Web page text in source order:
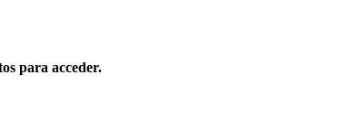
para acceder.